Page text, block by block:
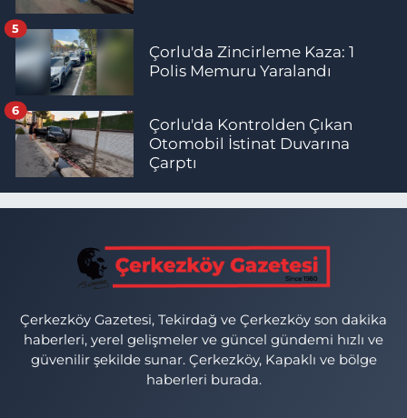
Çorlu'da Zincirleme Kaza: 1
Polis Memuru Yaralandı
5
Çorlu'da Kontrolden Çıkan
Otomobil İstinat Duvarına
Çarptı
6
Çerkezköy Gazetesi, Tekirdağ ve Çerkezköy son dakika
haberleri, yerel gelişmeler ve güncel gündemi hızlı ve
güvenilir şekilde sunar. Çerkezköy, Kapaklı ve bölge
haberleri burada.